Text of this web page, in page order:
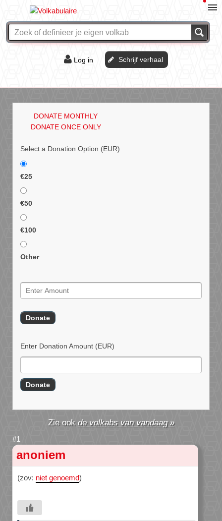
Log in Schrijf verhaal
DONATE MONTHLY
DONATE ONCE ONLY
Select a Donation Option (EUR)
€25
€50
€100
Other
Enter Donation Amount (EUR)
de volkabs van vandaag »
anoniem
(zov: niet genoemd)